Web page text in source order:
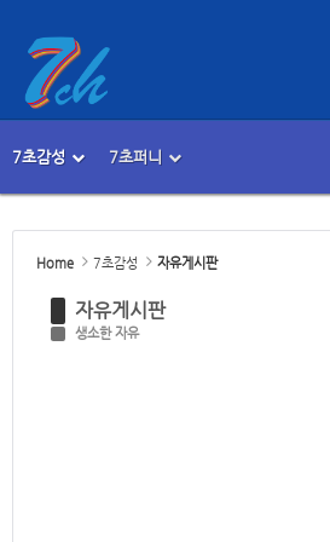
메뉴 건너뛰기
7초감성 7초퍼니
본문시작
Home 7초감성 자유게시판
자유게시판
생소한 자유
Sketchbook5, 스케치
Sketchbook5, 스
Sketchbook5, 스케치
Sketchbook5, 스